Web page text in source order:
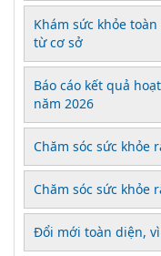
Khám sức khỏe
từ cơ sở
Báo cáo kết quả
năm 2026
Chăm sóc sức khỏe
Chăm sóc sức khỏe
Đổi mới toàn diện,